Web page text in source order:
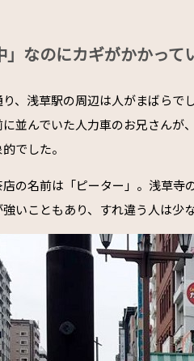
」なのにカギがかかって
、浅草駅の周辺は人がまばらで
に並んでいた人力車のお兄さんが
でした。
店の名前は「ピーター」。浅草寺
いこともあり、すれ違う人は少